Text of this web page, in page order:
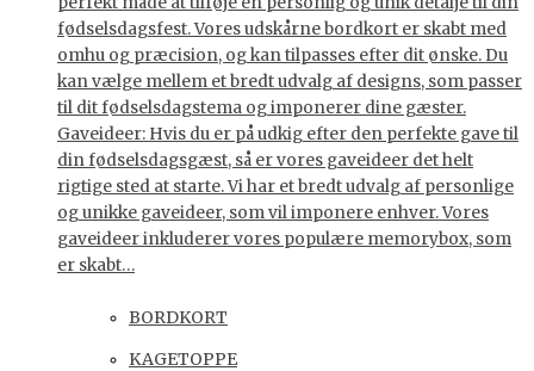
fødselsdagsfest. Vores udskårne bordkort er skabt med
omhu og præcision, og kan tilpasses efter dit ønske. Du
kan vælge mellem et bredt udvalg af designs, som passer
til dit fødselsdagstema og imponerer dine gæster.
Gaveideer: Hvis du er på udkig efter den perfekte gave til
din fødselsdagsgæst, så er vores gaveideer det helt
rigtige sted at starte. Vi har et bredt udvalg af personlige
og unikke gaveideer, som vil imponere enhver. Vores
gaveideer inkluderer vores populære memorybox, som
er skabt…
BORDKORT
KAGETOPPE